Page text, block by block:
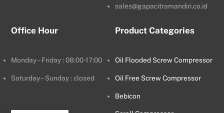
sales@gapacitramandiri.co.id
Office Hour
Monday – Friday : 08:00-17:00
Saturday – Sunday : closed
Product Categories
Oil Flooded Screw Compressor
Oil Free Screw Compressor
Bebicon